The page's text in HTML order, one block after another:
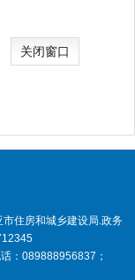
关闭窗口
住房和城乡建设局.政务
：089888956837；